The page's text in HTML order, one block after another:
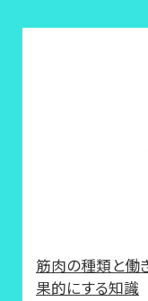
筋肉の種類と働
果的にする知識